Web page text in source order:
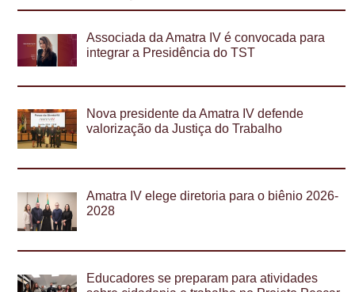
Associada da Amatra IV é convocada para
integrar a Presidência do TST
Nova presidente da Amatra IV defende
valorização da Justiça do Trabalho
Amatra IV elege diretoria para o biênio 2026-
2028
Educadores se preparam para atividades